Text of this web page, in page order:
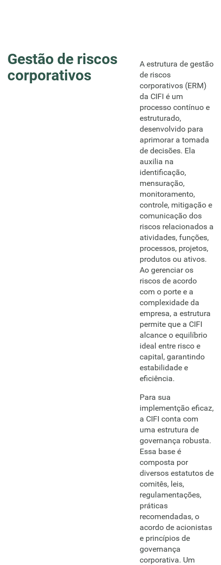
Gestão de riscos
corporativos
A estrutura de gestão
de riscos
corporativos (ERM)
da CIFI é um
processo contínuo e
estruturado,
desenvolvido para
aprimorar a tomada
de decisões. Ela
auxilia na
identificação,
mensuração,
monitoramento,
controle, mitigação e
comunicação dos
riscos relacionados a
atividades, funções,
processos, projetos,
produtos ou ativos.
Ao gerenciar os
riscos de acordo
com o porte e a
complexidade da
empresa, a estrutura
permite que a CIFI
alcance o equilíbrio
ideal entre risco e
capital, garantindo
estabilidade e
eficiência.
Para sua
implementção eficaz,
a CIFI conta com
uma estrutura de
governança robusta.
Essa base é
composta por
diversos estatutos de
comitês, leis,
regulamentações,
práticas
recomendadas, o
acordo de acionistas
e princípios de
governança
corporativa. Um